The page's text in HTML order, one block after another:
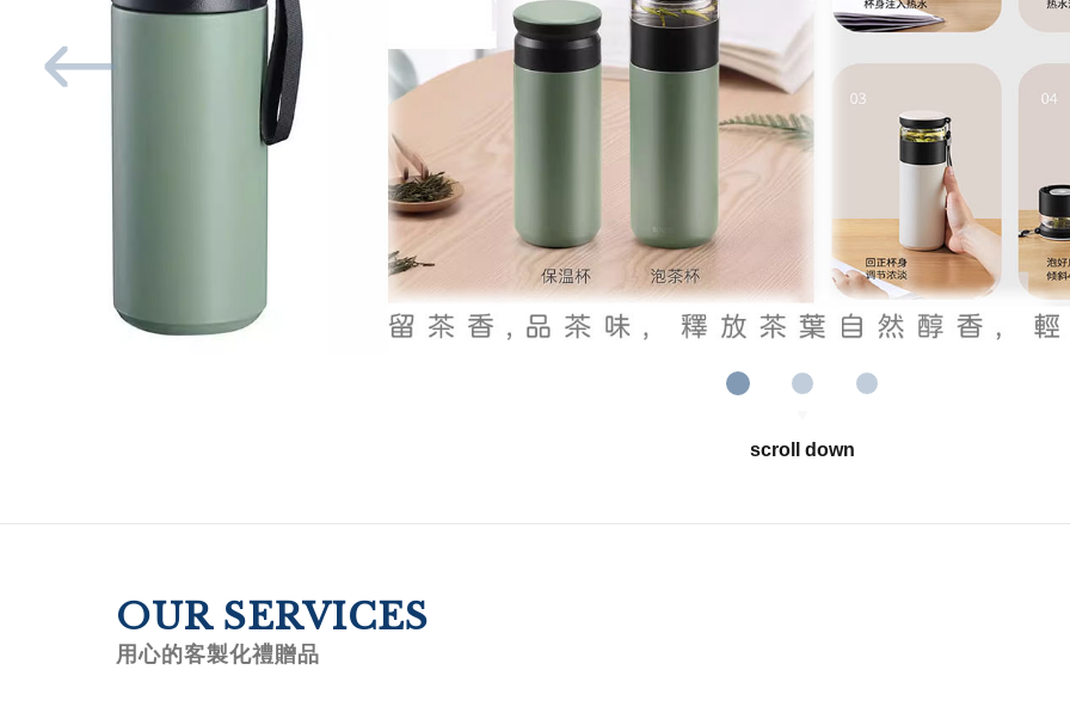
scroll down
OUR SERVICES
用心的客製化禮贈品